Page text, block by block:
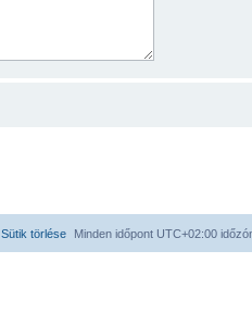
Minden időpont UTC+02:00
Sütik törlése